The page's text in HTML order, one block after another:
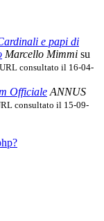
e papi di
Marcello Mimmi su
URL consultato il 16-04-
Officiale ANNUS
consultato il 15-09-